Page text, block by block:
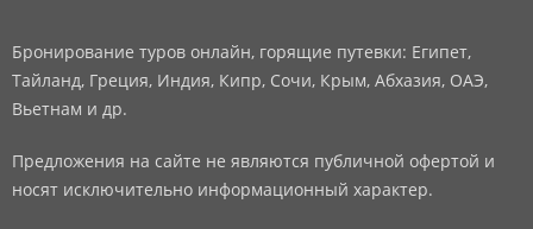
Бронирование туров онлайн, горящие путевки: Египет,
Тайланд, Греция, Индия, Кипр, Сочи, Крым, Абхазия, ОАЭ,
Вьетнам и др.
Предложения на сайте не являются публичной офертой и
носят исключительно информационный характер.